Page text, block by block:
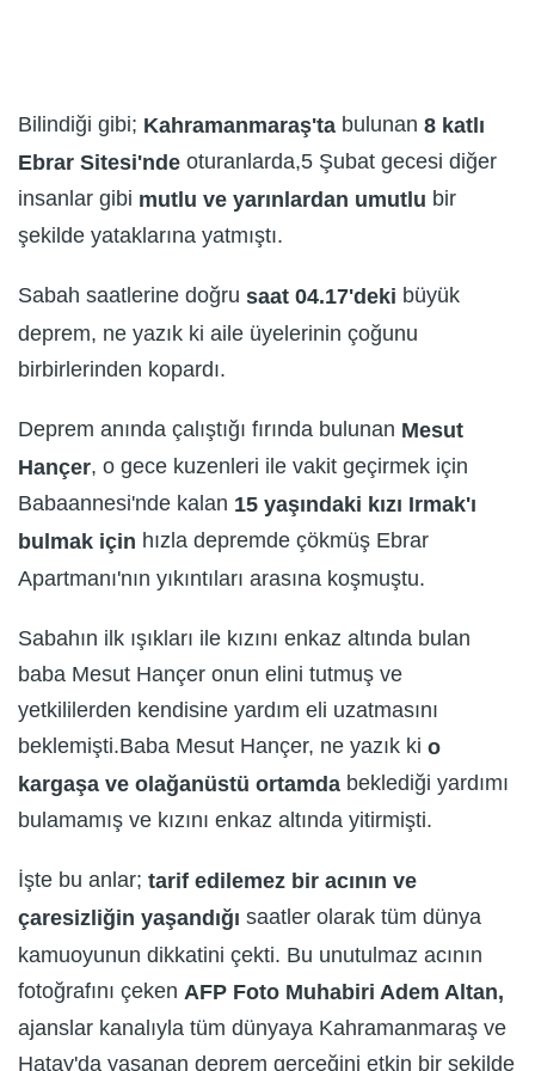
Bilindiği gibi; Kahramanmaraş'ta bulunan 8 katlı
Ebrar Sitesi'nde oturanlarda,5 Şubat gecesi diğer
insanlar gibi mutlu ve yarınlardan umutlu bir
şekilde yataklarına yatmıştı.
Sabah saatlerine doğru saat 04.17'deki büyük
deprem, ne yazık ki aile üyelerinin çoğunu
birbirlerinden kopardı.
Deprem anında çalıştığı fırında bulunan Mesut
Hançer, o gece kuzenleri ile vakit geçirmek için
Babaannesi'nde kalan 15 yaşındaki kızı Irmak'ı
bulmak için hızla depremde çökmüş Ebrar
Apartmanı'nın yıkıntıları arasına koşmuştu.
Sabahın ilk ışıkları ile kızını enkaz altında bulan
baba Mesut Hançer onun elini tutmuş ve
yetkililerden kendisine yardım eli uzatmasını
beklemişti.Baba Mesut Hançer, ne yazık ki o
kargaşa ve olağanüstü ortamda beklediği yardımı
bulamamış ve kızını enkaz altında yitirmişti.
İşte bu anlar; tarif edilemez bir acının ve
çaresizliğin yaşandığı saatler olarak tüm dünya
kamuoyunun dikkatini çekti. Bu unutulmaz acının
fotoğrafını çeken AFP Foto Muhabiri Adem Altan,
ajanslar kanalıyla tüm dünyaya Kahramanmaraş ve
Hatay'da yaşanan deprem gerçeğini etkin bir şekilde